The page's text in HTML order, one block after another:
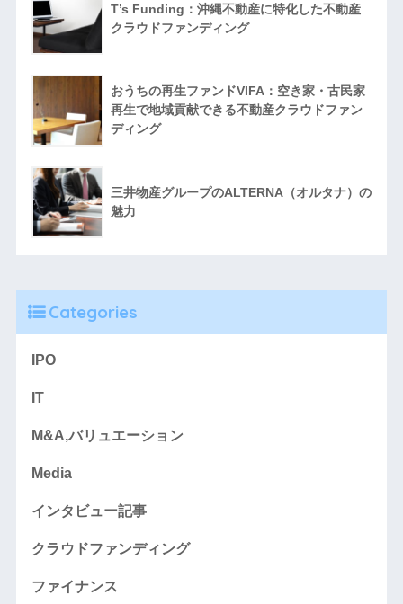
T’s Funding：沖縄不動産に特化した不動産
クラウドファンディング
おうちの再生ファンドVIFA：空き家・古民家
再生で地域貢献できる不動産クラウドファン
ディング
三井物産グループのALTERNA（オルタナ）の
魅力
Categories
IPO
IT
M&A,バリュエーション
Media
インタビュー記事
クラウドファンディング
ファイナンス